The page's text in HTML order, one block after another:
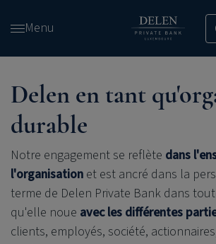
contenu
Menu
Delen en tant
durable
Notre engagement se reflète dans
l'organisation et est ancré dans la
terme de Delen Private Bank dans
qu'elle noue avec les différentes
clients, employés, société,